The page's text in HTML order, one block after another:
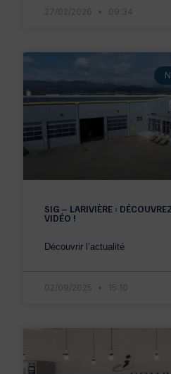
27/02/2026 09:34
SIG – LARIVIÈRE :
VIDÉO !
Découvrir l’actualité
02/09/2025 15:10